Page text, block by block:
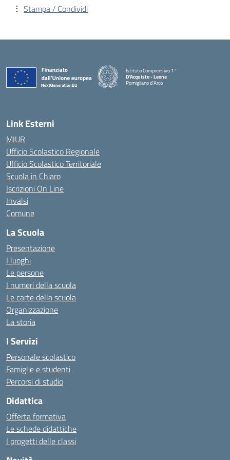
Stampa / Condividi
Istituto Comprensivo 1°
D'Acquisto - Leone
Pomigliano d'Arco
— Visita la pagina iniziale della scuola
Link Esterni
MIUR
Ufficio Scolastico Regionale
Ufficio Scolastico Territoriale
Scuola in Chiaro
Iscrizioni On Line
Invalsi
Comune
La Scuola
Presentazione
I luoghi
Le persone
I numeri della scuola
Le carte della scuola
Organizzazione
La storia
I Servizi
Personale scolastico
Famiglie e studenti
Percorsi di studio
Didattica
Offerta formativa
Le schede didattiche
I progetti delle classi